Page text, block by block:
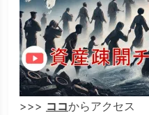
>>> ココからアクセス